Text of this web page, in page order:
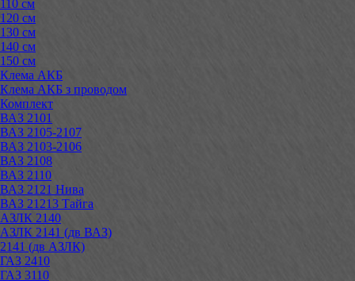
110 см
120 см
130 см
140 см
150 см
Клема АКБ
Клема АКБ з проводом
Комплект
ВАЗ 2101
ВАЗ 2105-2107
ВАЗ 2103-2106
ВАЗ 2108
ВАЗ 2110
ВАЗ 2121 Нива
ВАЗ 21213 Тайга
АЗЛК 2140
АЗЛК 2141 (дв ВАЗ)
2141 (дв АЗЛК)
ГАЗ 2410
ГАЗ 3110